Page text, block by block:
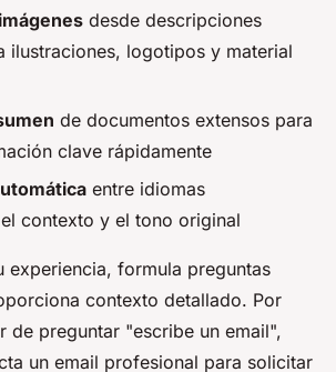
desde descripciones
ilustraciones, logotipos y material
de documentos extensos para
clave rápidamente
entre idiomas
contexto y el tono original
experiencia, formula preguntas
contexto detallado. Por
de preguntar "escribe un email",
un email profesional para solicitar